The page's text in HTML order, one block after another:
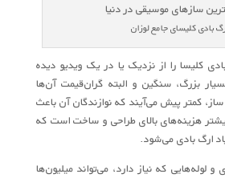
بادی کلیسای جامع لوزان
کلیسا را از نزدیک یا در یک ویدیو دیده
بزرگ، سنگین و البته گران‌قیمت آن‌ها
کمتر پیش می‌آیند که نوازندگان آن باعث
هزینه‌های بالای طراحی و ساخت است که
ارگ بادی می‌شود.
و لوله‌‌هایی که نیاز دارد، می‌تواند میلیون‌ها